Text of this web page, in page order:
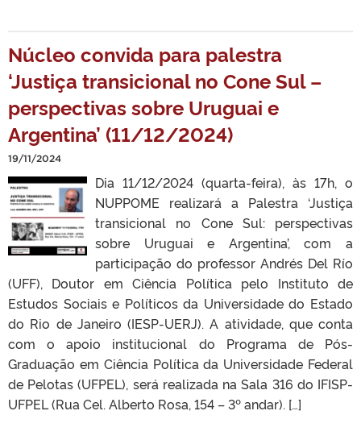
Núcleo convida para palestra
‘Justiça transicional no Cone Sul –
perspectivas sobre Uruguai e
Argentina’ (11/12/2024)
19/11/2024
Dia 11/12/2024 (quarta-feira), às 17h, o
NUPPOME realizará a Palestra ‘Justiça
transicional no Cone Sul: perspectivas
sobre Uruguai e Argentina’, com a
participação do professor Andrés Del Río
(UFF), Doutor em Ciência Política pelo Instituto de
Estudos Sociais e Políticos da Universidade do Estado
do Rio de Janeiro (IESP-UERJ). A atividade, que conta
com o apoio institucional do Programa de Pós-
Graduação em Ciência Política da Universidade Federal
de Pelotas (UFPEL), será realizada na Sala 316 do IFISP-
UFPEL (Rua Cel. Alberto Rosa, 154 – 3º andar). […]